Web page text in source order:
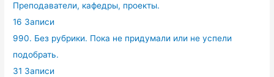
Преподаватели, кафедры, проекты.
16 Записи
990. Без рубрики. Пока не придумали или не успели
подобрать.
31 Записи